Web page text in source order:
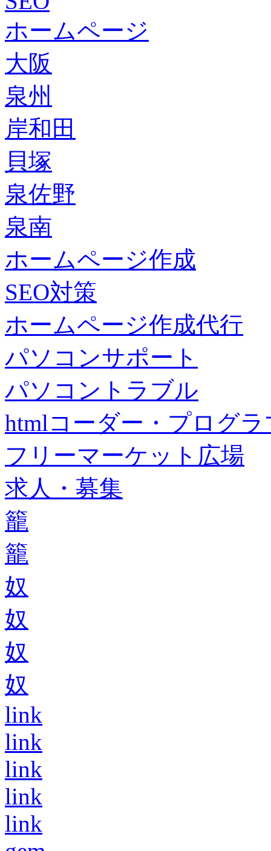
ホームページ
大阪
泉州
岸和田
貝塚
泉佐野
泉南
ホームページ作成
SEO対策
ホームページ作成代行
パソコンサポート
パソコントラブル
htmlコーダー・プログラ
フリーマーケット広場
求人・募集
籠
籠
奴
奴
奴
奴
link
link
link
link
link